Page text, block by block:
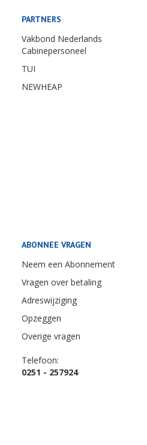
PARTNERS
Vakbond Nederlands
Cabinepersoneel
TUI
NEWHEAP
ABONNEE VRAGEN
Neem een Abonnement
Vragen over betaling
Adreswijziging
Opzeggen
Overige vragen
Telefoon:
0251 - 257924